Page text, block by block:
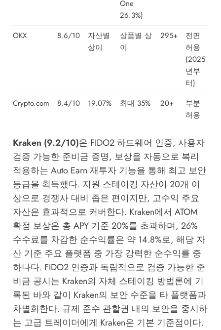
One
26.3%)
OKX
8.6/10
자산별
상이
상품별 상
이
295+
전면
허용
(2025
년부
터)
Crypto.com
8.4/10 19.07% 최대 35% 20+
부분
허용
Kraken (9.2/10)은 FIDO2 하드웨어 인증, 사용자
검증 가능한 준비금 증명, 보상을 자동으로 복리
적용하는 Auto Earn 재투자 기능을 통해 최고 보안
등급을 획득했다. 지원 스테이킹 자산이 20개 이
상으로 경쟁사 대비 좁은 편이지만, 고수익 주요
자산은 효과적으로 커버한다. Kraken에서 ATOM
확정 보상은 총 APY 기준 20%를 초과하며, 26%
수수료를 차감한 순수익률은 약 14.8%로, 해당 자
산 기준 주요 플랫폼 중 가장 강력한 순수익률 중
하나다. FIDO2 인증과 독립적으로 검증 가능한 준
비금 공시는 Kraken의 자체 스테이킹 방법론에 기
록된 바와 같이 Kraken의 보안 수준을 타 플랫폼과
차별화한다. 규제 준수 관할권 내의 보안을 중시하
는 고급 트레이더에게 Kraken은 기본 기준점이다.